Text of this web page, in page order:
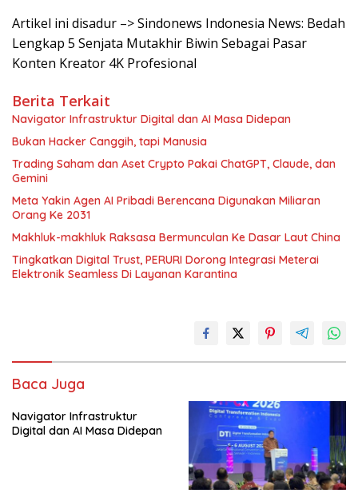
Artikel ini disadur –> Sindonews Indonesia News: Bedah
Lengkap 5 Senjata Mutakhir Biwin Sebagai Pasar
Konten Kreator 4K Profesional
Berita Terkait
Navigator Infrastruktur Digital dan AI Masa Didepan
Bukan Hacker Canggih, tapi Manusia
Trading Saham dan Aset Crypto Pakai ChatGPT, Claude, dan
Gemini
Meta Yakin Agen AI Pribadi Berencana Digunakan Miliaran
Orang Ke 2031
Makhluk-makhluk Raksasa Bermunculan Ke Dasar Laut China
Tingkatkan Digital Trust, PERURI Dorong Integrasi Meterai
Elektronik Seamless Di Layanan Karantina
Baca Juga
Navigator Infrastruktur
Digital dan AI Masa Didepan